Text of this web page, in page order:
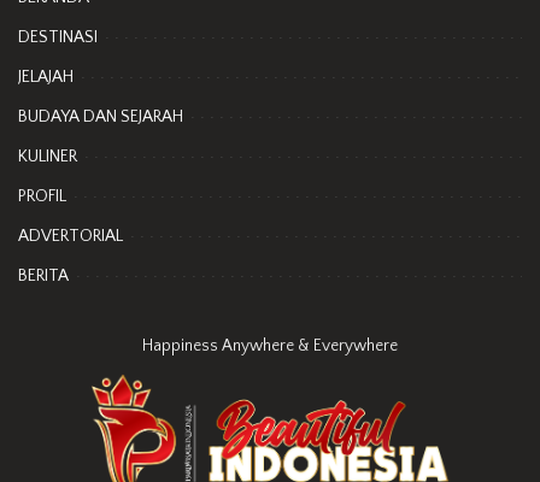
DESTINASI
JELAJAH
BUDAYA DAN SEJARAH
KULINER
PROFIL
ADVERTORIAL
BERITA
Happiness Anywhere & Everywhere